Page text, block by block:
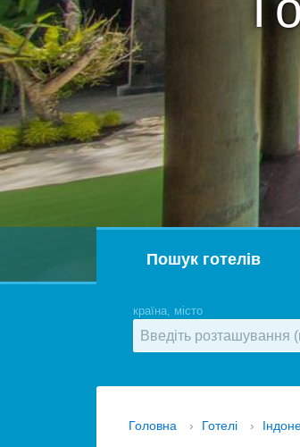
Пошук готелів
країна, місто
Головна › Готелі ›